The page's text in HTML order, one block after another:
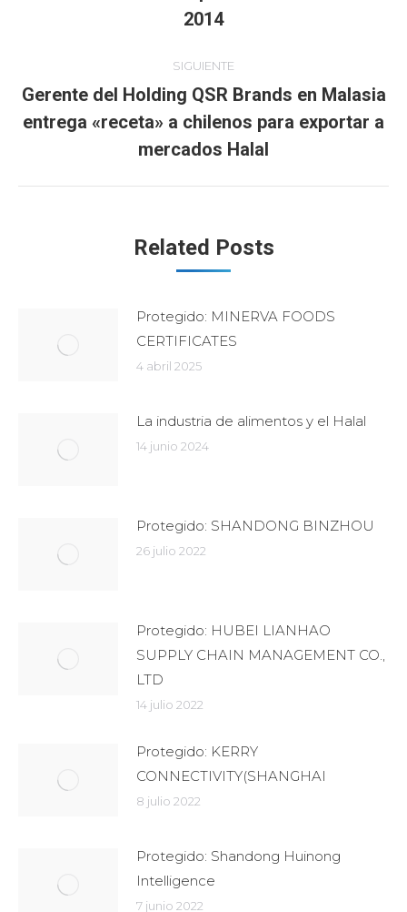
publicaciones
Publicación
anterior:
2014
SIGUIENTE
Publicación
siguiente:
Gerente del Holding QSR Brands en Malasia
entrega «receta» a chilenos para exportar a
mercados Halal
Related Posts
Protegido: MINERVA FOODS
CERTIFICATES
4 abril 2025
La industria de alimentos y el Halal
14 junio 2024
Protegido: SHANDONG BINZHOU
26 julio 2022
Protegido: HUBEI LIANHAO
SUPPLY CHAIN MANAGEMENT CO.,
LTD
14 julio 2022
Protegido: KERRY
CONNECTIVITY(SHANGHAI
8 julio 2022
Protegido: Shandong Huinong
Intelligence
7 junio 2022